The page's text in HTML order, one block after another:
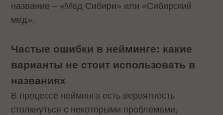
название – «Мед Сибири» или «Сибирский
мед».
Частые ошибки в нейминге: какие
варианты не стоит использовать в
названиях
В процессе нейминга есть вероятность
столкнуться с некоторыми проблемами,